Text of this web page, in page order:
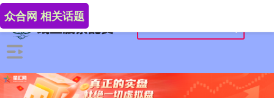
众合网 相关话题